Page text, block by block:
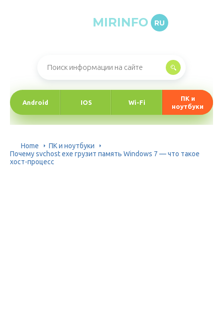
MIRINFO RU
Android IOS Wi-Fi
ПК и
ноутбуки
Home
ПК и ноутбуки
Почему svchost exe грузит память Windows 7 — что такое
хост-процесс